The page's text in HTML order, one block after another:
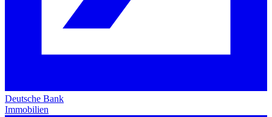
Deutsche Bank
Immobilien